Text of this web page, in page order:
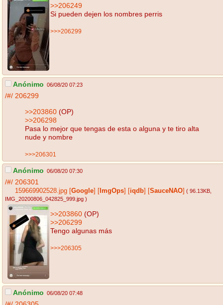
>>206249
Si pueden dejen los nombres perris
>>>206299
Anónimo 06/08/20 07:23
/#/ 206299
>>203860 (OP)
>>206298
Pasa lo mejor que tengas de esta o alguna y te tiro alta
nude y nombre
>>>206301
Anónimo 06/08/20 07:30
/#/ 206301
159669902528.jpg [Google] [ ImgOps] [iqdb] [SauceNAO] ( 96.13KB
IMG_20200806_042825_999.jpg )
>>203860 (OP)
>>206299
Tengo algunas más
>>>206305
Anónimo 06/08/20 07:48